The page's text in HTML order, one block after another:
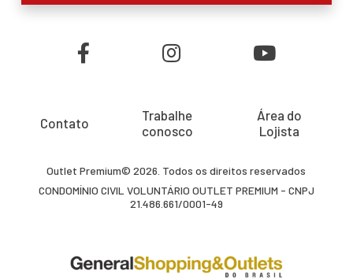
Contato
Trabalhe
conosco
Área do
Lojista
Outlet Premium© 2026. Todos os direitos reservados
CONDOMÍNIO CIVIL VOLUNTÁRIO OUTLET PREMIUM - CNPJ
21.486.661/0001-49